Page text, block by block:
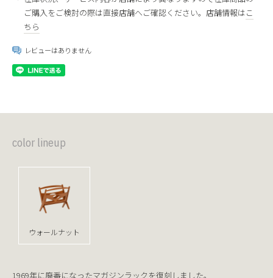
ご購入をご検討の際は直接店舗へご確認ください。店舗情報はこ
ちら
レビューはありません
color lineup
ウォールナット
1969年に廃番になったマガジンラックを復刻しました。